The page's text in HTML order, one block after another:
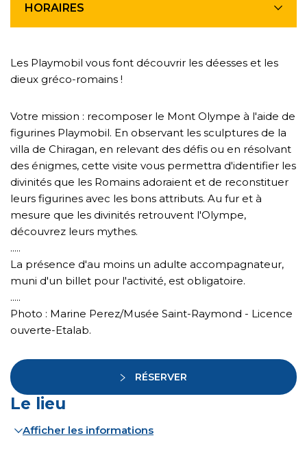
HORAIRES
Les Playmobil vous font découvrir les déesses et les
dieux gréco-romains !
Votre mission : recomposer le Mont Olympe à l'aide de
figurines Playmobil. En observant les sculptures de la
villa de Chiragan, en relevant des défis ou en résolvant
des énigmes, cette visite vous permettra d'identifier les
divinités que les Romains adoraient et de reconstituer
leurs figurines avec les bons attributs. Au fur et à
mesure que les divinités retrouvent l'Olympe,
découvrez leurs mythes.
.....
La présence d'au moins un adulte accompagnateur,
muni d'un billet pour l'activité, est obligatoire.
.....
Photo : Marine Perez/Musée Saint-Raymond - Licence
ouverte-Etalab.
RÉSERVER
Le lieu
Afficher les informations